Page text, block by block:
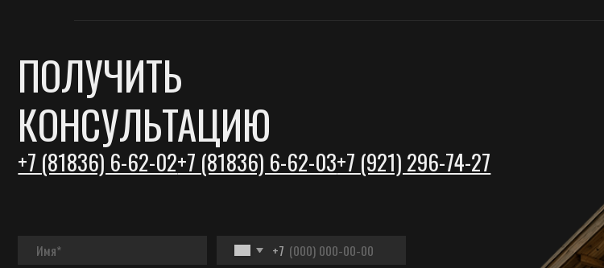
ОТПРАВИТЬ
Я соглашаюсь с правилами обработки данных
конфиденциальности
Блок Хаус
Штиль прямой
Дома из клееного бруса